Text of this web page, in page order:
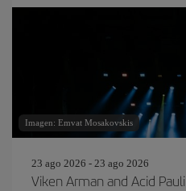
Imagen: Emvat Mosakovskis
23 ago 2026 - 23 ago 2026
Viken Arman and Acid Pauli